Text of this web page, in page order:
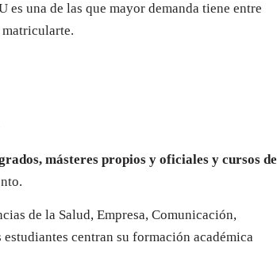
una de las que mayor demanda tiene entre
másteres propios y oficiales y cursos de
de la Salud, Empresa, Comunicación,
centran su formación académica